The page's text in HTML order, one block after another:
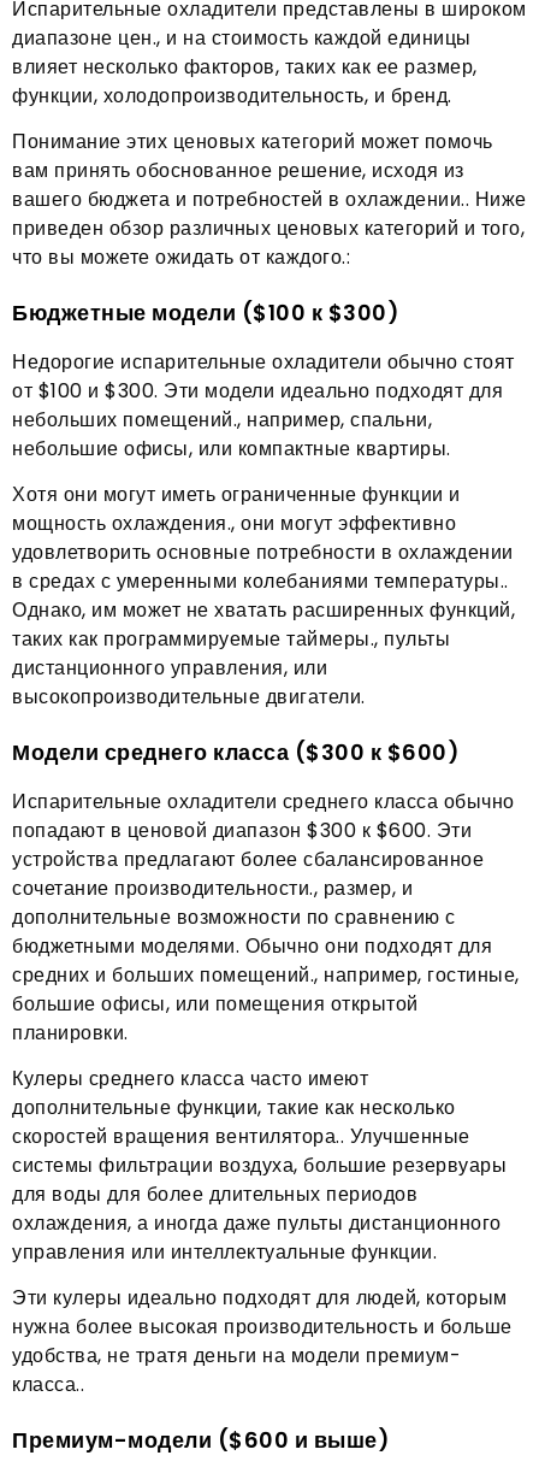
Испарительные охладители представлены в широком
диапазоне цен., и на стоимость каждой единицы
влияет несколько факторов, таких как ее размер,
функции, холодопроизводительность, и бренд.
Понимание этих ценовых категорий может помочь
вам принять обоснованное решение, исходя из
вашего бюджета и потребностей в охлаждении.. Ниже
приведен обзор различных ценовых категорий и того,
что вы можете ожидать от каждого.:
Бюджетные модели ($100 к $300)
Недорогие испарительные охладители обычно стоят
от $100 и $300. Эти модели идеально подходят для
небольших помещений., например, спальни,
небольшие офисы, или компактные квартиры.
Хотя они могут иметь ограниченные функции и
мощность охлаждения., они могут эффективно
удовлетворить основные потребности в охлаждении
в средах с умеренными колебаниями температуры..
Однако, им может не хватать расширенных функций,
таких как программируемые таймеры., пульты
дистанционного управления, или
высокопроизводительные двигатели.
Модели среднего класса ($300 к $600)
Испарительные охладители среднего класса обычно
попадают в ценовой диапазон $300 к $600. Эти
устройства предлагают более сбалансированное
сочетание производительности., размер, и
дополнительные возможности по сравнению с
бюджетными моделями. Обычно они подходят для
средних и больших помещений., например, гостиные,
большие офисы, или помещения открытой
планировки.
Кулеры среднего класса часто имеют
дополнительные функции, такие как несколько
скоростей вращения вентилятора.. Улучшенные
системы фильтрации воздуха, большие резервуары
для воды для более длительных периодов
охлаждения, а иногда даже пульты дистанционного
управления или интеллектуальные функции.
Эти кулеры идеально подходят для людей, которым
нужна более высокая производительность и больше
удобства, не тратя деньги на модели премиум-
класса..
Премиум-модели ($600 и выше)